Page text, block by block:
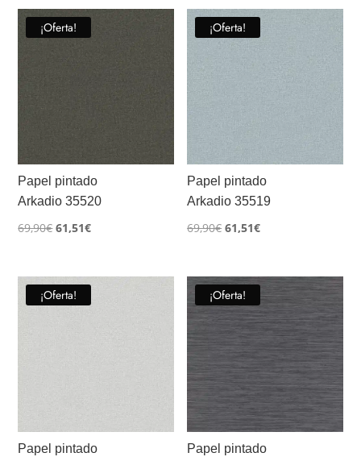
¡Oferta!
Papel pintado
Arkadio 35520
69,90€El
era:
61,51€El
es:
¡Oferta!
Papel pintado
Arkadio 35519
69,90€ El
era:
69,90€.
61,51€El
es:
61,51€.
¡Oferta!
Papel pintado
¡Oferta!
Papel pintado